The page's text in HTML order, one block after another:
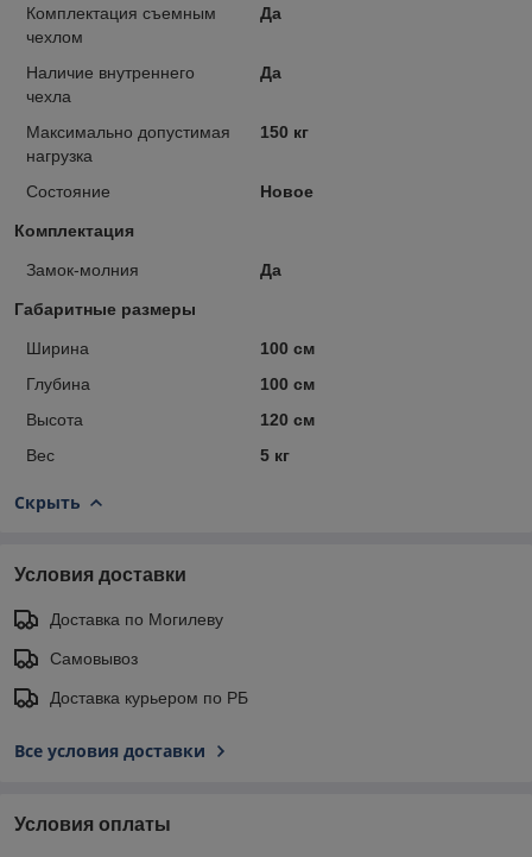
Комплектация съемным
чехлом
Да
Наличие внутреннего
чехла
Да
Максимально допустимая
нагрузка
150 кг
Состояние Новое
Комплектация
Замок-молния Да
Габаритные размеры
Ширина
100 см
Глубина
100 см
Высота
120 см
Вес
5 кг
Скрыть
Условия доставки
Доставка по Могилеву
Самовывоз
Доставка курьером по РБ
Все условия доставки
Условия оплаты